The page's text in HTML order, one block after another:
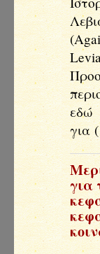
για
για